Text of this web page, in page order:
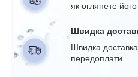
як оглянете
Швидка
Швидка
передоплати